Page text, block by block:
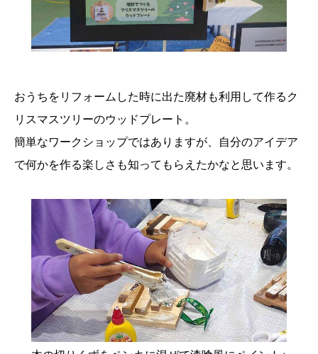
おうちをリフォームした時に出た廃材も利用して作るク
リスマスツリーのウッドプレート。
簡単なワークショップではありますが、自分のアイデア
で何かを作る楽しさも知ってもらえたかなと思います。